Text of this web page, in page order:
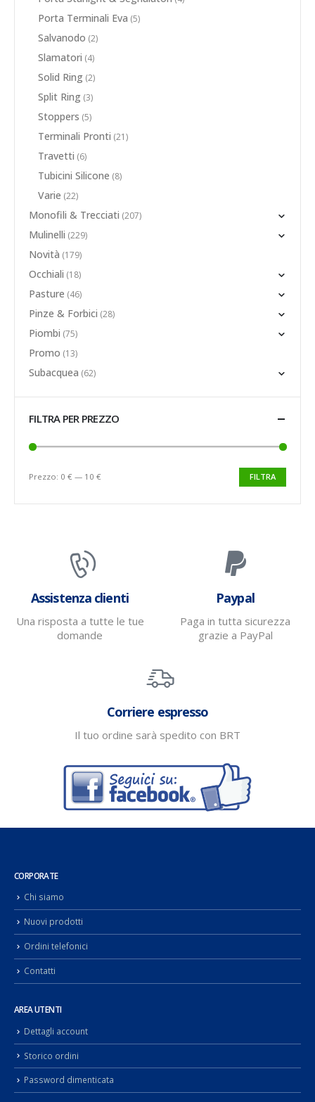
Porta Terminali Eva (5)
Salvanodo (2)
Slamatori (4)
Solid Ring (2)
Split Ring (3)
Stoppers (5)
Terminali Pronti (21)
Travetti (6)
Tubicini Silicone (8)
Varie (22)
Monofili & Trecciati (207)
Mulinelli (229)
Novità (179)
Occhiali (18)
Pasture (46)
Pinze & Forbici (28)
Piombi (75)
Promo (13)
Subacquea (62)
FILTRA PER PREZZO
FILTRA
Prezzo: 0 € — 10 €
Assistenza clienti
Una risposta a tutte le tue
domande
Paypal
Paga in tutta sicurezza
grazie a PayPal
Corriere espresso
Il tuo ordine sarà spedito con BRT
CORPORATE
Chi siamo
Nuovi prodotti
Ordini telefonici
Contatti
AREA UTENTI
Dettagli account
Storico ordini
Password dimenticata